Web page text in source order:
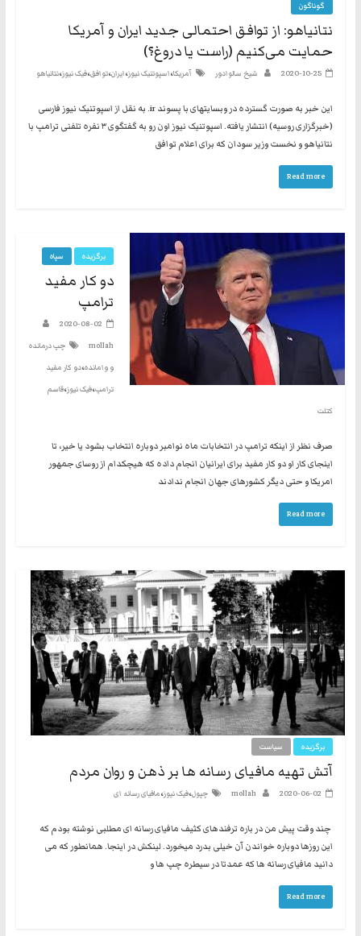
گوناگون
نتانیاهو: از توافق احتمالی جدید ایران و آمریکا
حمایت می‌کنیم (راست یا دروغ؟)
2020-10-25 شیخ سالوادور آمریکا،اسپوتنیک نیوز،ایران،توافق،فیک نیوز،نتانیاهو
این خبر به صورت گسترده در وبسایتهای با پسوند ir. به نقل از اسپوتنیک نیوز فارسی
(خبرگزاری روسیه) انتشار یافته. اسپوتنیک نیوز اون رو به گفتگوی ۳ نفره تلفنی ترامپ با
نتانیاهو و نخست وزیر سودان که برای اعلام توافق
Read more
برگزیده سپاه
دو کار مفید
ترامپ
2020-08-02
mollah
چپ درمانده
و وامانده،دو کار مفید
ترامپ،فیک نیوز،قاسم
کتلت
صرف نظر از اینکه ترامپ در انتخابات ماه نوامبر دوباره انتخاب بشود یا خیر، تا
اینجای کار او دو کار مفید برای ایرانیان انجام داده که هیچکدام از روسای جمهور
امریکا و حتی دیگر کشورهای جهان انجام ندادند
Read more
برگزیده سیاست
آتش تهیه مافیای رسانه ها بر ذهن و روان مردم
2020-06-02
mollah چپول،فیک نیوز،مافیای رسانه ای
چند وقت پیش من در باره ترفندهای کثیف مافیای رسانه ای مطلبی نوشته بودم که
این روزها دوباره خواندن آن خیلی بدرد میخورد. لینکش در اینجا. همانطور که می
دانید مافیای رسانه ها که عمدتا در سیطره چپ ها و
Read more